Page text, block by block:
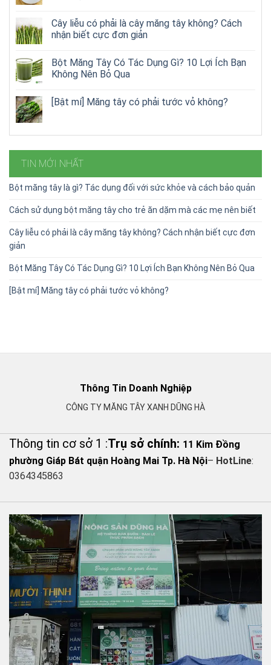
Cây liễu có phải là cây măng tây không? Cách
nhận biết cực đơn giản
Bột Măng Tây Có Tác Dụng Gì? 10 Lợi Ích Bạn
Không Nên Bỏ Qua
[Bật mí] Măng tây có phải tước vỏ không?
TIN MỚI NHẤT
Bột măng tây là gì? Tác dụng đối với sức khỏe và cách bảo quản
Cách sử dụng bột măng tây cho trẻ ăn dặm mà các mẹ nên biết
Cây liễu có phải là cây măng tây không? Cách nhận biết cực đơn
giản
Bột Măng Tây Có Tác Dụng Gì? 10 Lợi Ích Bạn Không Nên Bỏ Qua
[Bật mí] Măng tây có phải tước vỏ không?
Thông Tin Doanh Nghiệp
CÔNG TY MĂNG TÂY XANH DŨNG HÀ
Thông tin cơ sở 1 :Trụ sở chính: 11 Kim Đồng
phường Giáp Bát quận Hoàng Mai Tp. Hà Nội– HotLine:
0364345863